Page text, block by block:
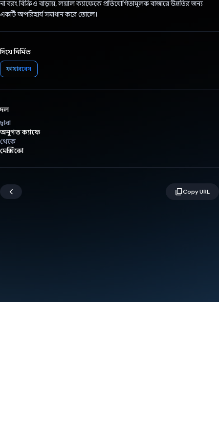
না বরং বিক্রিও বাড়ায়, লয়াল ক্যাফেকে প্রতিযোগিতামূলক বাজারে উন্নতির জন্য
একটি অপরিহার্য সমাধান করে তোলে।
দিয়ে নির্মিত
ফায়ারবেস
দল
দ্বারা
অনুগত ক্যাফে
থেকে
মেক্সিকো